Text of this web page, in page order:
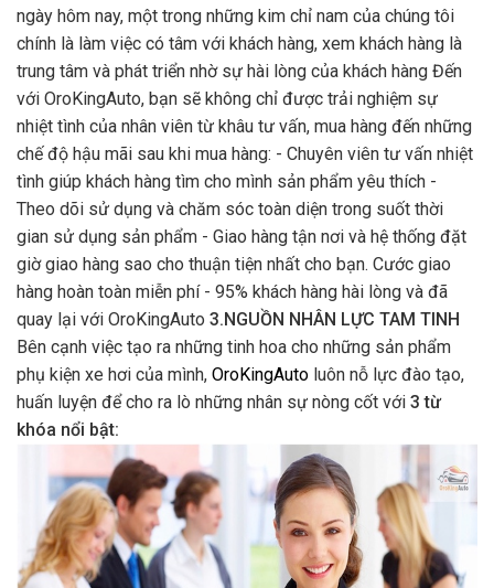
ngày hôm nay, một trong những kim chỉ nam của chúng tôi
chính là làm việc có tâm với khách hàng, xem khách hàng là
trung tâm và phát triển nhờ sự hài lòng của khách hàng Đến
với OroKingAuto, bạn sẽ không chỉ được trải nghiệm sự
nhiệt tình của nhân viên từ khâu tư vấn, mua hàng đến những
chế độ hậu mãi sau khi mua hàng: - Chuyên viên tư vấn nhiệt
tình giúp khách hàng tìm cho mình sản phẩm yêu thích -
Theo dõi sử dụng và chăm sóc toàn diện trong suốt thời
gian sử dụng sản phẩm - Giao hàng tận nơi và hệ thống đặt
giờ giao hàng sao cho thuận tiện nhất cho bạn. Cước giao
hàng hoàn toàn miễn phí - 95% khách hàng hài lòng và đã
quay lại với OroKingAuto 3.NGUỒN NHÂN LỰC TAM TINH
Bên cạnh việc tạo ra những tinh hoa cho những sản phẩm
phụ kiện xe hơi của mình, OroKingAuto luôn nỗ lực đào tạo,
huấn luyện để cho ra lò những nhân sự nòng cốt với 3 từ
khóa nổi bật: